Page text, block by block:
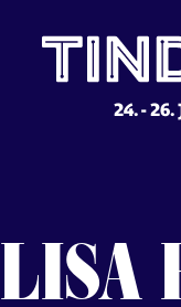
24. -
LISA